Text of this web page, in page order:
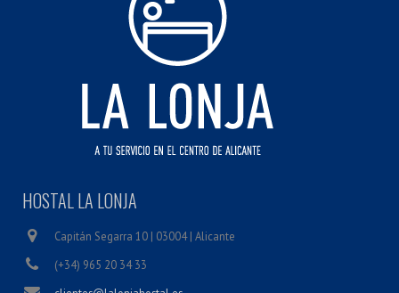
HOSTAL LA LONJA
Capitán Segarra 10 | 03004 | Alicante
(+34) 965 20 34 33